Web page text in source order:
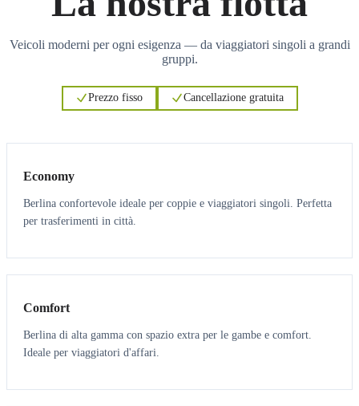
Veicoli moderni per ogni esigenza — da viaggiatori singoli a grandi
gruppi.
Prezzo fisso Cancellazione gratuita
Economy
Berlina confortevole ideale per coppie e viaggiatori singoli. Perfetta
per trasferimenti in città.
3 3
Comfort
Berlina di alta gamma con spazio extra per le gambe e comfort.
Ideale per viaggiatori d'affari.
6 5